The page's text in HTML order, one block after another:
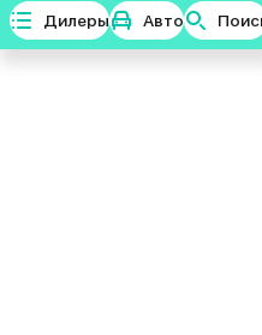
Дилеры Авто